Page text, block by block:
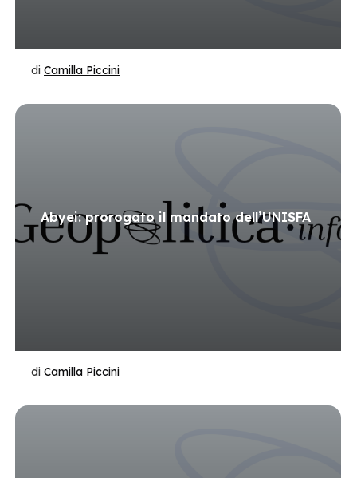
di Camilla Piccini
Abyei: prorogato il mandato dell’UNISFA
di Camilla Piccini